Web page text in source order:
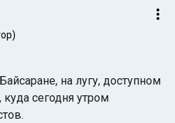
на лугу, доступном
сегодня утром